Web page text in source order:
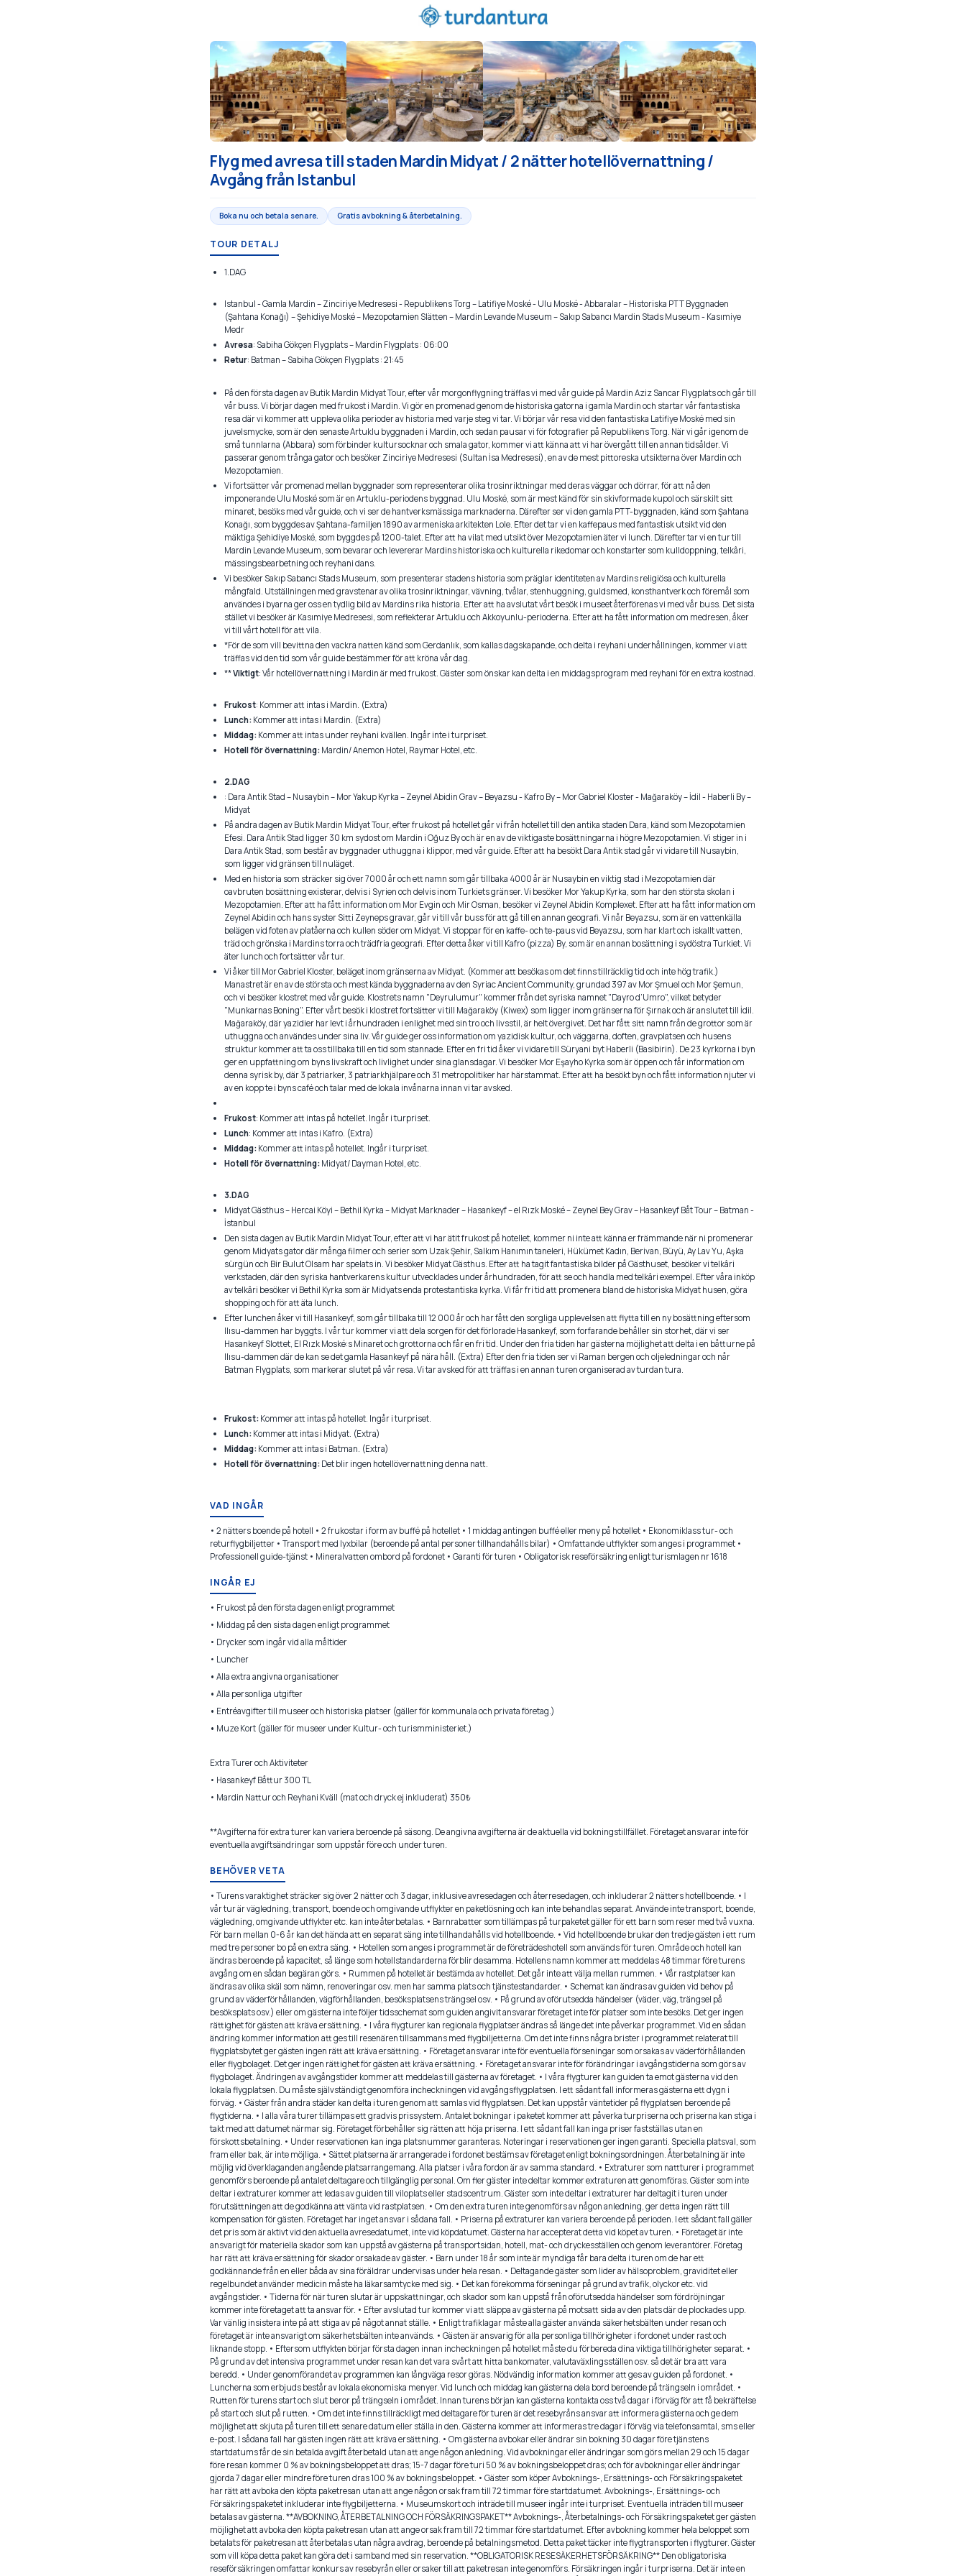
Flyg med avresa till staden Mardin Midyat / 2 nätter hotellövernattning /
Avgång från Istanbul
Boka nu och betala senare. Gratis avbokning & återbetalning.
TOUR DETALJ
1.DAG
Istanbul - Gamla Mardin – Zinciriye Medresesi - Republikens Torg – Latifiye Moské - Ulu Moské - Abbaralar – Historiska PTT Byggnaden
(Şahtana Konağı) – Şehidiye Moské – Mezopotamien Slätten – Mardin Levande Museum – Sakıp Sabancı Mardin Stads Museum - Kasımiye
Medr
Avresa: Sabiha Gökçen Flygplats – Mardin Flygplats : 06:00
Retur: Batman – Sabiha Gökçen Flygplats : 21:45
På den första dagen av Butik Mardin Midyat Tour, efter vår morgonflygning träffas vi med vår guide på Mardin Aziz Sancar Flygplats och går till
vår buss. Vi börjar dagen med frukost i Mardin. Vi gör en promenad genom de historiska gatorna i gamla Mardin och startar vår fantastiska
resa där vi kommer att uppleva olika perioder av historia med varje steg vi tar. Vi börjar vår resa vid den fantastiska Latifiye Moské med sin
juvelsmycke, som är den senaste Artuklu byggnaden i Mardin, och sedan pausar vi för fotografier på Republikens Torg. När vi går igenom de
små tunnlarna (Abbara) som förbinder kultursocknar och smala gator, kommer vi att känna att vi har övergått till en annan tidsålder. Vi
passerar genom trånga gator och besöker Zinciriye Medresesi (Sultan İsa Medresesi), en av de mest pittoreska utsikterna över Mardin och
Mezopotamien.
Vi fortsätter vår promenad mellan byggnader som representerar olika trosinriktningar med deras väggar och dörrar, för att nå den
imponerande Ulu Moské som är en Artuklu-periodens byggnad. Ulu Moské, som är mest känd för sin skivformade kupol och särskilt sitt
minaret, besöks med vår guide, och vi ser de hantverksmässiga marknaderna. Därefter ser vi den gamla PTT-byggnaden, känd som Şahtana
Konağı, som byggdes av Şahtana-familjen 1890 av armeniska arkitekten Lole. Efter det tar vi en kaffepaus med fantastisk utsikt vid den
mäktiga Şehidiye Moské, som byggdes på 1200-talet. Efter att ha vilat med utsikt över Mezopotamien äter vi lunch. Därefter tar vi en tur till
Mardin Levande Museum, som bevarar och levererar Mardins historiska och kulturella rikedomar och konstarter som kulldoppning, telkâri,
mässingsbearbetning och reyhani dans.
Vi besöker Sakıp Sabancı Stads Museum, som presenterar stadens historia som präglar identiteten av Mardins religiösa och kulturella
mångfald. Utställningen med gravstenar av olika trosinriktningar, vävning, tvålar, stenhuggning, guldsmed, konsthantverk och föremål som
användes i byarna ger oss en tydlig bild av Mardins rika historia. Efter att ha avslutat vårt besök i museet återförenas vi med vår buss. Det sista
stället vi besöker är Kasımiye Medresesi, som reflekterar Artuklu och Akkoyunlu-perioderna. Efter att ha fått information om medresen, åker
vi till vårt hotell för att vila.
*För de som vill bevittna den vackra natten känd som Gerdanlık, som kallas dagskapande, och delta i reyhani underhållningen, kommer vi att
träffas vid den tid som vår guide bestämmer för att kröna vår dag.
**Viktigt: Vår hotellövernattning i Mardin är med frukost. Gäster som önskar kan delta i en middagsprogram med reyhani för en extra kostnad.
Frukost: Kommer att intas i Mardin. (Extra)
Lunch: Kommer att intas i Mardin. (Extra)
Middag: Kommer att intas under reyhani kvällen. Ingår inte i turpriset.
Hotell för övernattning: Mardin/ Anemon Hotel, Raymar Hotel, etc.
2.DAG
: Dara Antik Stad – Nusaybin – Mor Yakup Kyrka – Zeynel Abidin Grav – Beyazsu - Kafro By – Mor Gabriel Kloster - Mağaraköy – İdil - Haberli By –
Midyat
På andra dagen av Butik Mardin Midyat Tour, efter frukost på hotellet går vi från hotellet till den antika staden Dara, känd som Mezopotamien
Efesi. Dara Antik Stad ligger 30 km sydost om Mardin i Oğuz By och är en av de viktigaste bosättningarna i högre Mezopotamien. Vi stiger in i
Dara Antik Stad, som består av byggnader uthuggna i klippor, med vår guide. Efter att ha besökt Dara Antik stad går vi vidare till Nusaybin,
som ligger vid gränsen till nuläget.
Med en historia som sträcker sig över 7000 år och ett namn som går tillbaka 4000 år är Nusaybin en viktig stad i Mezopotamien där
oavbruten bosättning existerar, delvis i Syrien och delvis inom Turkiets gränser. Vi besöker Mor Yakup Kyrka, som har den största skolan i
Mezopotamien. Efter att ha fått information om Mor Evgin och Mir Osman, besöker vi Zeynel Abidin Komplexet. Efter att ha fått information om
Zeynel Abidin och hans syster Sitti Zeyneps gravar, går vi till vår buss för att gå till en annan geografi. Vi når Beyazsu, som är en vattenkälla
belägen vid foten av platåerna och kullen söder om Midyat. Vi stoppar för en kaffe- och te-paus vid Beyazsu, som har klart och iskallt vatten,
träd och grönska i Mardins torra och trädfria geografi. Efter detta åker vi till Kafro (pizza) By, som är en annan bosättning i sydöstra Turkiet. Vi
äter lunch och fortsätter vår tur.
Vi åker till Mor Gabriel Kloster, beläget inom gränserna av Midyat. (Kommer att besökas om det finns tillräcklig tid och inte hög trafik.)
Manastret är en av de största och mest kända byggnaderna av den Syriac Ancient Community, grundad 397 av Mor Şmuel och Mor Şemun,
och vi besöker klostret med vår guide. Klostrets namn "Deyrulumur" kommer från det syriska namnet "Dayro d’Umro", vilket betyder
"Munkarnas Boning". Efter vårt besök i klostret fortsätter vi till Mağaraköy (Kiwex) som ligger inom gränserna för Şırnak och är anslutet till İdil.
Mağaraköy, där yazidier har levt i århundraden i enlighet med sin tro och livsstil, är helt övergivet. Det har fått sitt namn från de grottor som är
uthuggna och användes under sina liv. Vår guide ger oss information om yazidisk kultur, och väggarna, doften, gravplatsen och husens
struktur kommer att ta oss tillbaka till en tid som stannade. Efter en fri tid åker vi vidare till Süryani byt Haberli (Basibirin). De 23 kyrkorna i byn
ger en uppfattning om byns livskraft och livlighet under sina glansdagar. Vi besöker Mor Eşayho Kyrka som är öppen och får information om
denna syrisk by, där 3 patriarker, 3 patriarkhjälpare och 31 metropolitiker har härstammat. Efter att ha besökt byn och fått information njuter vi
av en kopp te i byns café och talar med de lokala invånarna innan vi tar avsked.
Frukost: Kommer att intas på hotellet. Ingår i turpriset.
Lunch: Kommer att intas i Kafro. (Extra)
Middag: Kommer att intas på hotellet. Ingår i turpriset.
Hotell för övernattning: Midyat/ Dayman Hotel, etc.
3.DAG
Midyat Gästhus – Hercai Köyi – Bethil Kyrka – Midyat Marknader – Hasankeyf – el Rızk Moské – Zeynel Bey Grav – Hasankeyf Båt Tour – Batman -
İstanbul
Den sista dagen av Butik Mardin Midyat Tour, efter att vi har ätit frukost på hotellet, kommer ni inte att känna er främmande när ni promenerar
genom Midyats gator där många filmer och serier som Uzak Şehir, Salkım Hanımın taneleri, Hükümet Kadın, Berivan, Büyü, Ay Lav Yu, Aşka
sürgün och Bir Bulut Olsam har spelats in. Vi besöker Midyat Gästhus. Efter att ha tagit fantastiska bilder på Gästhuset, besöker vi telkâri
verkstaden, där den syriska hantverkarens kultur utvecklades under århundraden, för att se och handla med telkâri exempel. Efter våra inköp
av telkâri besöker vi Bethil Kyrka som är Midyats enda protestantiska kyrka. Vi får fri tid att promenera bland de historiska Midyat husen, göra
shopping och för att äta lunch.
Efter lunchen åker vi till Hasankeyf, som går tillbaka till 12 000 år och har fått den sorgliga upplevelsen att flytta till en ny bosättning eftersom
Ilısu-dammen har byggts. I vår tur kommer vi att dela sorgen för det förlorade Hasankeyf, som forfarande behåller sin storhet, där vi ser
Hasankeyf Slottet, El Rızk Moské:s Minaret och grottorna och får en fri tid. Under den fria tiden har gästerna möjlighet att delta i en båtturne på
Ilısu-dammen där de kan se det gamla Hasankeyf på nära håll. (Extra) Efter den fria tiden ser vi Raman bergen och oljeledningar och når
Batman Flygplats, som markerar slutet på vår resa. Vi tar avsked för att träffas i en annan turen organiserad av turdan tura.
Frukost: Kommer att intas på hotellet. Ingår i turpriset.
Lunch: Kommer att intas i Midyat. (Extra)
Middag: Kommer att intas i Batman. (Extra)
Hotell för övernattning: Det blir ingen hotellövernattning denna natt.
VAD INGÅR
• 2 nätters boende på hotell • 2 frukostar i form av buffé på hotellet • 1 middag antingen buffé eller meny på hotellet • Ekonomiklass tur- och
returflygbiljetter • Transport med lyxbilar (beroende på antal personer tillhandahålls bilar) • Omfattande utflykter som anges i programmet •
Professionell guide-tjänst • Mineralvatten ombord på fordonet • Garanti för turen • Obligatorisk reseförsäkring enligt turismlagen nr 1618
INGÅR EJ
• Frukost på den första dagen enligt programmet
• Middag på den sista dagen enligt programmet
• Drycker som ingår vid alla måltider
• Luncher
• Alla extra angivna organisationer
• Alla personliga utgifter
• Entréavgifter till museer och historiska platser (gäller för kommunala och privata företag.)
• Muze Kort (gäller för museer under Kultur- och turismministeriet.)
Extra Turer och Aktiviteter
• Hasankeyf Båttur 300 TL
• Mardin Nattur och Reyhani Kväll (mat och dryck ej inkluderat) 350₺
**Avgifterna för extra turer kan variera beroende på säsong. De angivna avgifterna är de aktuella vid bokningstillfället. Företaget ansvarar inte för
eventuella avgiftsändringar som uppstår före och under turen.
BEHÖVER VETA
• Turens varaktighet sträcker sig över 2 nätter och 3 dagar, inklusive avresedagen och återresedagen, och inkluderar 2 nätters hotellboende. • I
vår tur är vägledning, transport, boende och omgivande utflykter en paketlösning och kan inte behandlas separat. Använde inte transport, boende,
vägledning, omgivande utflykter etc. kan inte återbetalas. • Barnrabatter som tillämpas på turpaketet gäller för ett barn som reser med två vuxna.
För barn mellan 0-6 år kan det hända att en separat säng inte tillhandahålls vid hotellboende. • Vid hotellboende brukar den tredje gästen i ett rum
med tre personer bo på en extra säng. • Hotellen som anges i programmet är de företrädeshotell som används för turen. Område och hotell kan
ändras beroende på kapacitet, så länge som hotellstandarderna förblir desamma. Hotellens namn kommer att meddelas 48 timmar före turens
avgång om en sådan begäran görs. • Rummen på hotellet är bestämda av hotellet. Det går inte att välja mellan rummen. • Vår rastplatser kan
ändras av olika skäl som nämn, renoveringar osv. men har samma plats och tjänstestandarder. • Schemat kan ändras av guiden vid behov på
grund av väderförhållanden, vägförhållanden, besöksplatsens trängsel osv. • På grund av oförutsedda händelser (väder, väg, trängsel på
besöksplats osv.) eller om gästerna inte följer tidsschemat som guiden angivit ansvarar företaget inte för platser som inte besöks. Det ger ingen
rättighet för gästen att kräva ersättning. • I våra flygturer kan regionala flygplatser ändras så länge det inte påverkar programmet. Vid en sådan
ändring kommer information att ges till resenären tillsammans med flygbiljetterna. Om det inte finns några brister i programmet relaterat till
flygplatsbytet ger gästen ingen rätt att kräva ersättning. • Företaget ansvarar inte för eventuella förseningar som orsakas av väderförhållanden
eller flygbolaget. Det ger ingen rättighet för gästen att kräva ersättning. • Företaget ansvarar inte för förändringar i avgångstiderna som görs av
flygbolaget. Ändringen av avgångstider kommer att meddelas till gästerna av företaget. • I våra flygturer kan guiden ta emot gästerna vid den
lokala flygplatsen. Du måste självständigt genomföra incheckningen vid avgångsflygplatsen. I ett sådant fall informeras gästerna ett dygn i
förväg. • Gäster från andra städer kan delta i turen genom att samlas vid flygplatsen. Det kan uppstår väntetider på flygplatsen beroende på
flygtiderna. • I alla våra turer tillämpas ett gradvis prissystem. Antalet bokningar i paketet kommer att påverka turpriserna och priserna kan stiga i
takt med att datumet närmar sig. Företaget förbehåller sig rätten att höja priserna. I ett sådant fall kan inga priser fastställas utan en
förskottsbetalning. • Under reservationen kan inga platsnummer garanteras. Noteringar i reservationen ger ingen garanti. Speciella platsval, som
fram eller bak, är inte möjliga. • Sättet platserna är arrangerade i fordonet bestäms av företaget enligt bokningsordningen. Återbetalning är inte
möjlig vid överklaganden angående platsarrangemang. Alla platser i våra fordon är av samma standard. • Extraturer som nattturer i programmet
genomförs beroende på antalet deltagare och tillgänglig personal. Om fler gäster inte deltar kommer extraturen att genomföras. Gäster som inte
deltar i extraturer kommer att ledas av guiden till viloplats eller stadscentrum. Gäster som inte deltar i extraturer har deltagit i turen under
förutsättningen att de godkänna att vänta vid rastplatsen. • Om den extra turen inte genomförs av någon anledning, ger detta ingen rätt till
kompensation för gästen. Företaget har inget ansvar i sådana fall. • Priserna på extraturer kan variera beroende på perioden. I ett sådant fall gäller
det pris som är aktivt vid den aktuella avresedatumet, inte vid köpdatumet. Gästerna har accepterat detta vid köpet av turen. • Företaget är inte
ansvarigt för materiella skador som kan uppstå av gästerna på transportsidan, hotell, mat- och dryckesställen och genom leverantörer. Företag
har rätt att kräva ersättning för skador orsakade av gäster. • Barn under 18 år som inte är myndiga får bara delta i turen om de har ett
godkännande från en eller båda av sina föräldrar undervisas under hela resan. • Deltagande gäster som lider av hälsoproblem, graviditet eller
regelbundet använder medicin måste ha läkarsamtycke med sig. • Det kan förekomma förseningar på grund av trafik, olyckor etc. vid
avgångstider. • Tiderna för när turen slutar är uppskattningar, och skador som kan uppstå från oförutsedda händelser som fördröjningar
kommer inte företaget att ta ansvar för. • Efter avslutad tur kommer vi att släppa av gästerna på motsatt sida av den plats där de plockades upp.
Var vänlig insistera inte på att stiga av på något annat ställe. • Enligt trafiklagar måste alla gäster använda säkerhetsbälten under resan och
företaget är inte ansvarigt om säkerhetsbälten inte används. • Gästen är ansvarig för alla personliga tillhörigheter i fordonet under rast och
liknande stopp. • Eftersom utflykten börjar första dagen innan incheckningen på hotellet måste du förbereda dina viktiga tillhörigheter separat. •
På grund av det intensiva programmet under resan kan det vara svårt att hitta bankomater, valutaväxlingsställen osv. så det är bra att vara
beredd. • Under genomförandet av programmen kan långväga resor göras. Nödvändig information kommer att ges av guiden på fordonet. •
Luncherna som erbjuds består av lokala ekonomiska menyer. Vid lunch och middag kan gästerna dela bord beroende på trängseln i området. •
Rutten för turens start och slut beror på trängseln i området. Innan turens början kan gästerna kontakta oss två dagar i förväg för att få bekräftelse
på start och slut på rutten. • Om det inte finns tillräckligt med deltagare för turen är det resebyråns ansvar att informera gästerna och ge dem
möjlighet att skjuta på turen till ett senare datum eller ställa in den. Gästerna kommer att informeras tre dagar i förväg via telefonsamtal, sms eller
e-post. I sådana fall har gästen ingen rätt att kräva ersättning. • Om gästerna avbokar eller ändrar sin bokning 30 dagar före tjänstens
startdatums får de sin betalda avgift återbetald utan att ange någon anledning. Vid avbokningar eller ändringar som görs mellan 29 och 15 dagar
före resan kommer 0 % av bokningsbeloppet att dras; 15-7 dagar före turi 50 % av bokningsbeloppet dras; och för avbokningar eller ändringar
gjorda 7 dagar eller mindre före turen dras 100 % av bokningsbeloppet. • Gäster som köper Avboknings-, Ersättnings- och Försäkringspaketet
har rätt att avboka den köpta paketresan utan att ange någon orsak fram till 72 timmar före startdatumet. Avboknings-, Ersättnings- och
Försäkringspaketet inkluderar inte flygbiljetterna. • Museumskort och inträde till museer ingår inte i turpriset. Eventuella inträden till museer
betalas av gästerna. **AVBOKNING, ÅTERBETALNING OCH FÖRSÄKRINGSPAKET** Avboknings-, Återbetalnings- och Försäkringspaketet ger gästen
möjlighet att avboka den köpta paketresan utan att ange orsak fram till 72 timmar före startdatumet. Efter avbokning kommer hela beloppet som
betalats för paketresan att återbetalas utan några avdrag, beroende på betalningsmetod. Detta paket täcker inte flygtransporten i flygturer. Gäster
som vill köpa detta paket kan göra det i samband med sin reservation. **OBLIGATORISK RESESÄKERHETSFÖRSÄKRING** Den obligatoriska
reseförsäkringen omfattar konkurs av resebyrån eller orsaker till att paketresan inte genomförs. Försäkringen ingår i turpriserna. Det är inte en